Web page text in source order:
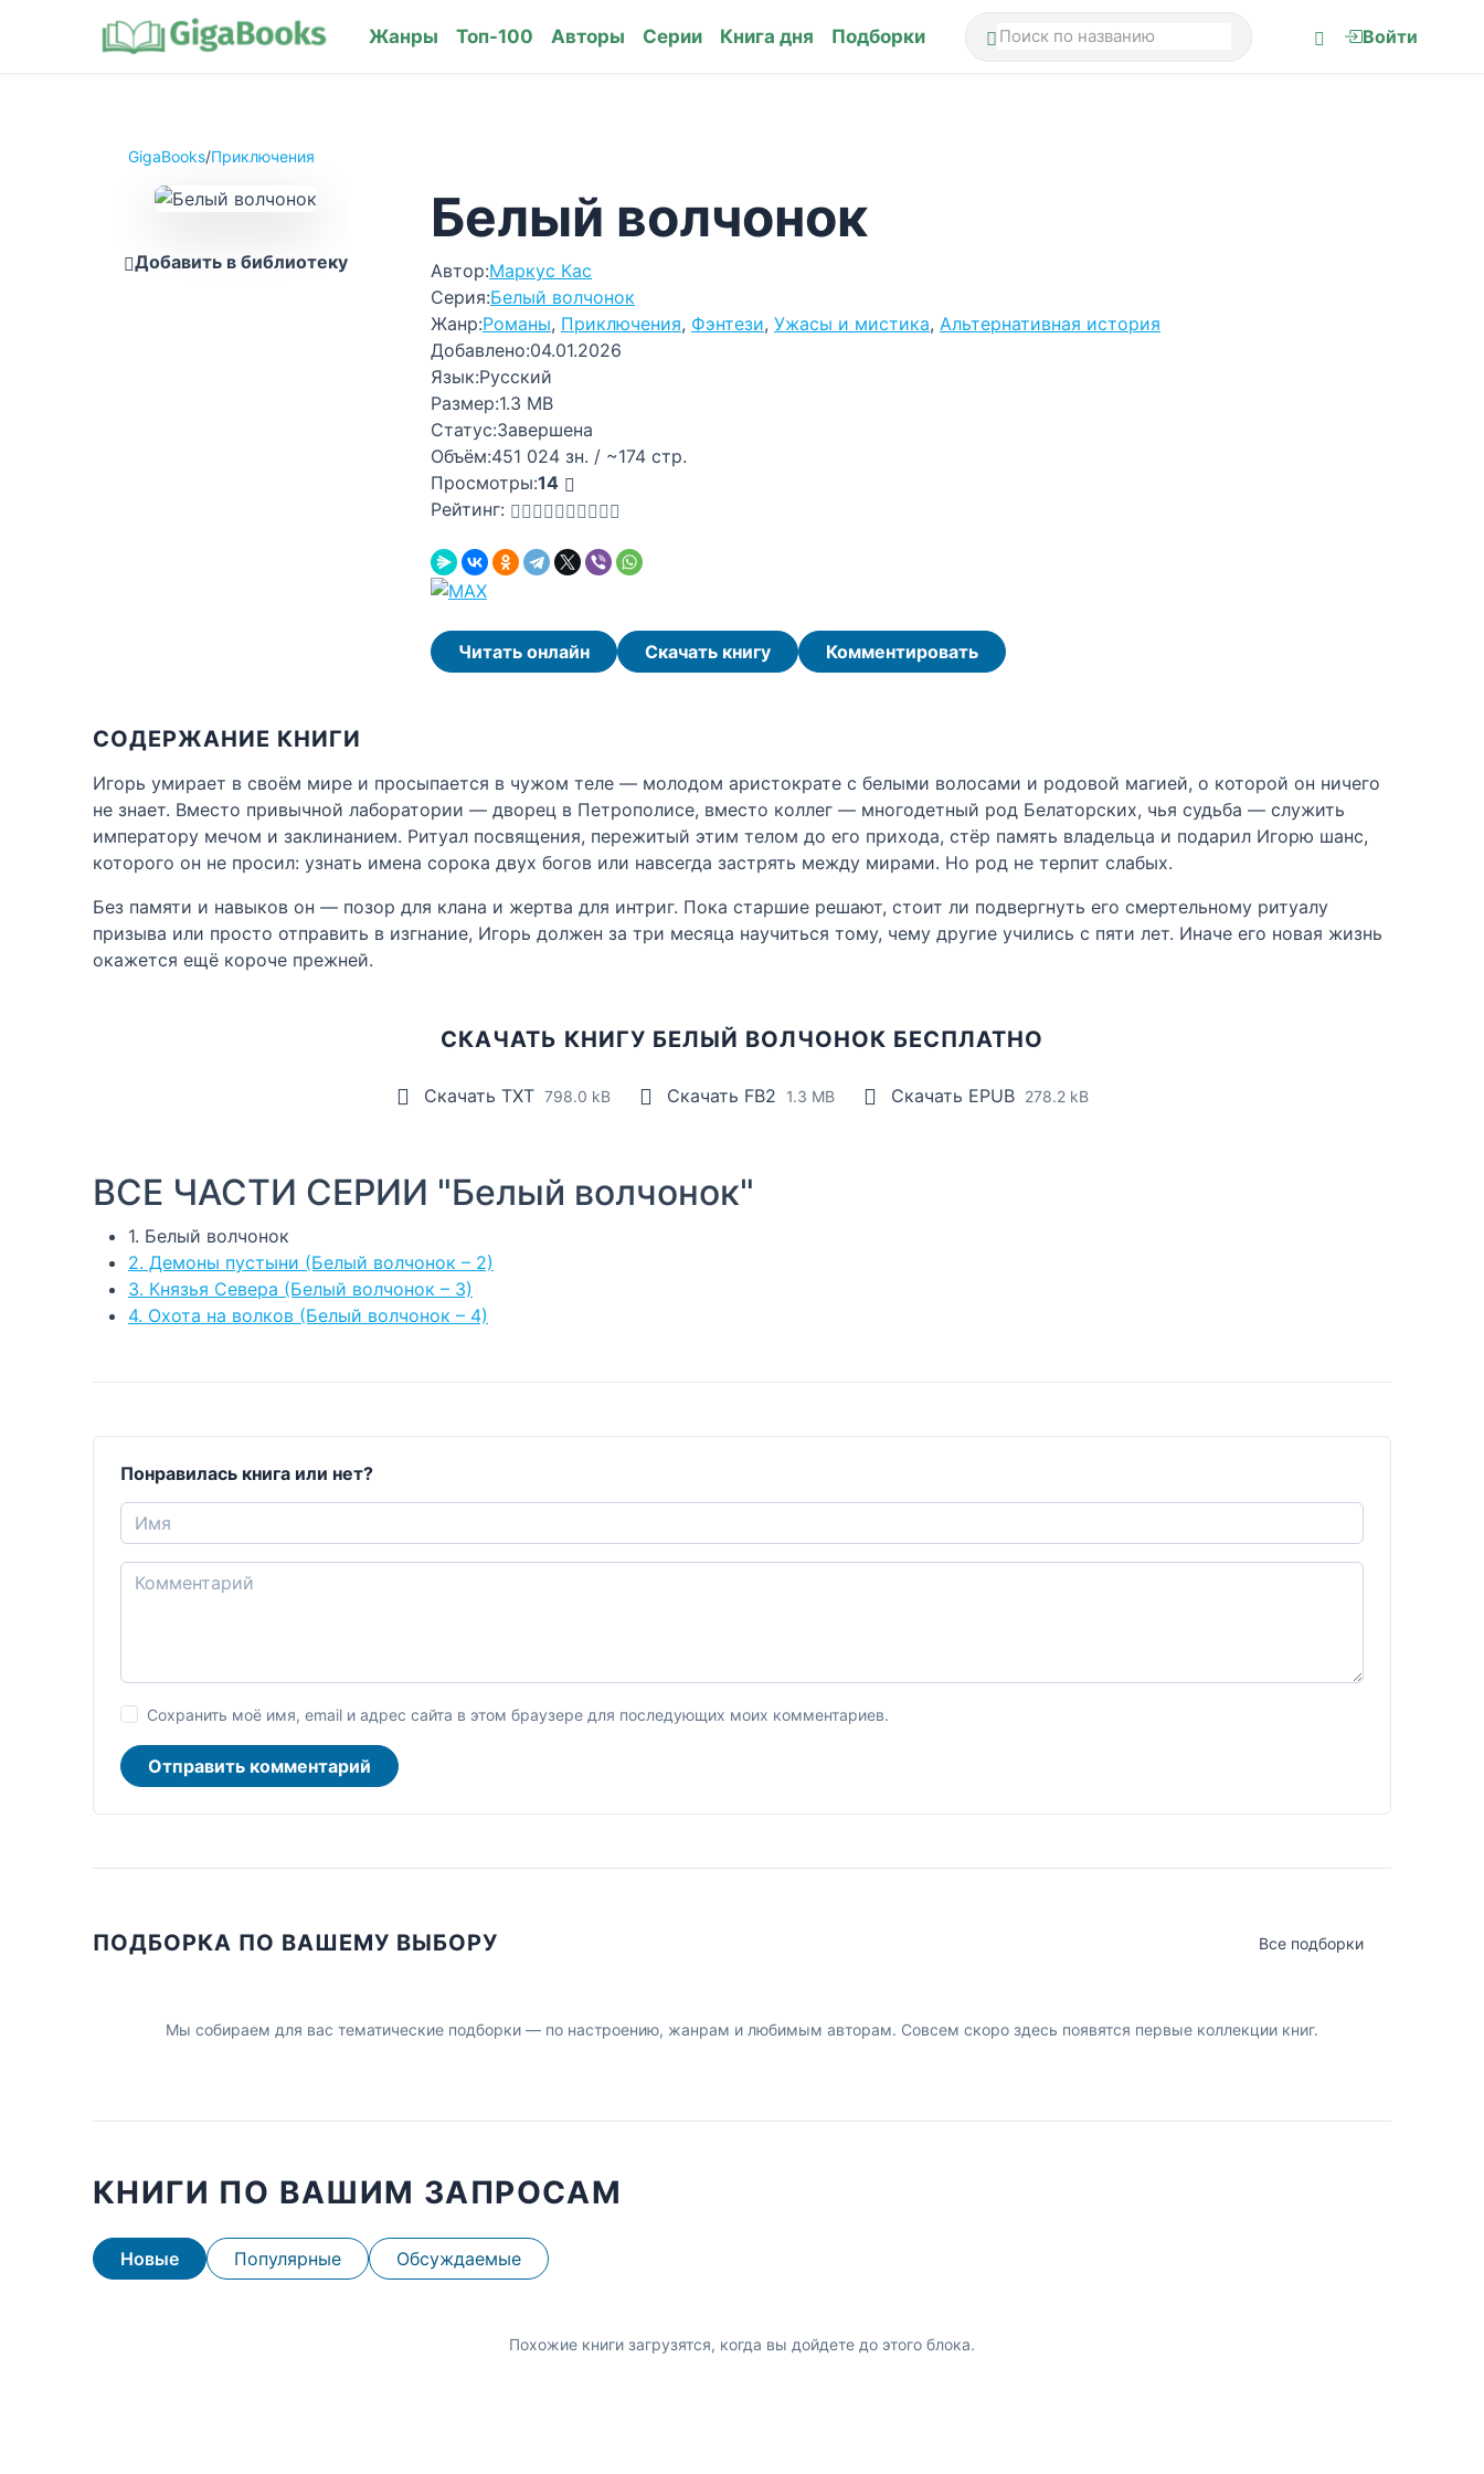
Жанры Топ-100 Авторы Серии Книга дня Подборки Войти
GigaBooks/Приключения
Добавить в библиотеку
Белый волчонок
Автор:Маркус Кас
Серия:Белый волчонок
Жанр:Романы, Приключения, Фэнтези, Ужасы и мистика, Альтернативная история
Добавлено:04.01.2026
Язык:Русский
Размер:1.3 MB
Статус:Завершена
Объём:451 024 зн. / ~174 стр.
Просмотры:14
Рейтинг:
Читать онлайн Скачать книгу Комментировать
СОДЕРЖАНИЕ КНИГИ
Игорь умирает в своём мире и просыпается в чужом теле — молодом аристократе с белыми волосами и родовой магией, о которой он ничего
не знает. Вместо привычной лаборатории — дворец в Петрополисе, вместо коллег — многодетный род Белаторских, чья судьба — служить
императору мечом и заклинанием. Ритуал посвящения, пережитый этим телом до его прихода, стёр память владельца и подарил Игорю шанс,
которого он не просил: узнать имена сорока двух богов или навсегда застрять между мирами. Но род не терпит слабых.
Без памяти и навыков он — позор для клана и жертва для интриг. Пока старшие решают, стоит ли подвергнуть его смертельному ритуалу
призыва или просто отправить в изгнание, Игорь должен за три месяца научиться тому, чему другие учились с пяти лет. Иначе его новая жизнь
окажется ещё короче прежней.
СКАЧАТЬ КНИГУ БЕЛЫЙ ВОЛЧОНОК БЕСПЛАТНО
Скачать TXT 798.0 kB Скачать FB2 1.3 MB Скачать EPUB 278.2 kB
ВСЕ ЧАСТИ СЕРИИ "Белый волчонок"
1. Белый волчонок
2. Демоны пустыни (Белый волчонок – 2)
3. Князья Севера (Белый волчонок – 3)
4. Охота на волков (Белый волчонок – 4)
Понравилась книга или нет?
Сохранить моё имя, email и адрес сайта в этом браузере для последующих моих комментариев.
Отправить комментарий
ПОДБОРКА ПО ВАШЕМУ ВЫБОРУ Все подборки
Мы собираем для вас тематические подборки — по настроению, жанрам и любимым авторам. Совсем скоро здесь появятся первые коллекции книг.
КНИГИ ПО ВАШИМ ЗАПРОСАМ
Новые Популярные Обсуждаемые
Похожие книги загрузятся, когда вы дойдете до этого блока.